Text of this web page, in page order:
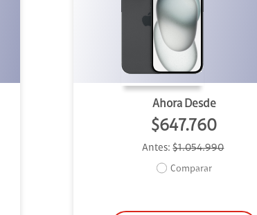
Ahora Desde
$647.760
Antes:$1.054.990
Comparar